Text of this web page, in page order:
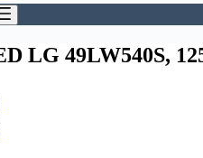
LG 49LW540S,